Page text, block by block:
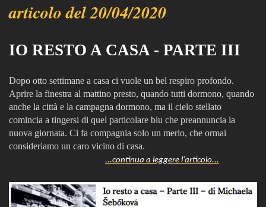
articolo del 20/04/2020
IO RESTO A CASA - PARTE III
Dopo otto settimane a casa ci vuole un bel respiro profondo.
Aprire la finestra al mattino presto, quando tutti dormono, quando
anche la città e la campagna dormono, ma il cielo stellato
comincia a tingersi di quel particolare blu che preannuncia la
nuova giornata. Ci fa compagnia solo un merlo, che ormai
consideriamo un caro vicino di casa.
...continua a leggere l'articolo...